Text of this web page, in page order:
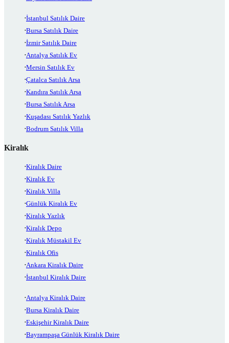
İstanbul Satılık Daire
Bursa Satılık Daire
İzmir Satılık Daire
Antalya Satılık Ev
Mersin Satılık Ev
Çatalca Satılık Arsa
Kandıra Satılık Arsa
Bursa Satılık Arsa
Kuşadası Satılık Yazlık
Bodrum Satılık Villa
Kiralık
Kiralık Daire
Kiralık Ev
Kiralık Villa
Günlük Kiralık Ev
Kiralık Yazlık
Kiralık Depo
Kiralık Müstakil Ev
Kiralık Ofis
Ankara Kiralık Daire
İstanbul Kiralık Daire
Antalya Kiralık Daire
Bursa Kiralık Daire
Eskişehir Kiralık Daire
Bayrampaşa Günlük Kiralık Daire